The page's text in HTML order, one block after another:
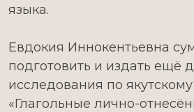
языка.
Евдокия Иннокентьевна
подготовить и издать ещё
исследования по якутскому
«Глагольные лично-